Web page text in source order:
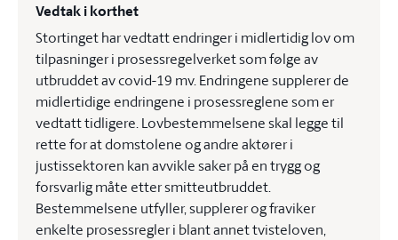
Vedtak i korthet
Stortinget har vedtatt endringer i midlertidig lov om
tilpasninger i prosessregelverket som følge av
utbruddet av covid-19 mv. Endringene supplerer de
midlertidige endringene i prosessreglene som er
vedtatt tidligere. Lovbestemmelsene skal legge til
rette for at domstolene og andre aktører i
justissektoren kan avvikle saker på en trygg og
forsvarlig måte etter smitteutbruddet.
Bestemmelsene utfyller, supplerer og fraviker
enkelte prosessregler i blant annet tvisteloven,